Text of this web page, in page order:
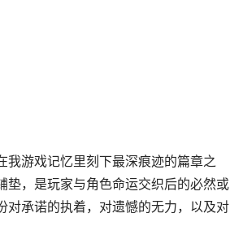
我游戏记忆里刻下最深痕迹的篇章之
垫，是玩家与角色命运交织后的必然或
对承诺的执着，对遗憾的无力，以及对